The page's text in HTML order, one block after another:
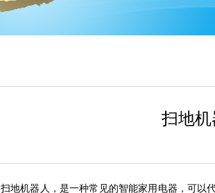
扫地机
扫地机器人，是一种常见的智能家用电器，可以